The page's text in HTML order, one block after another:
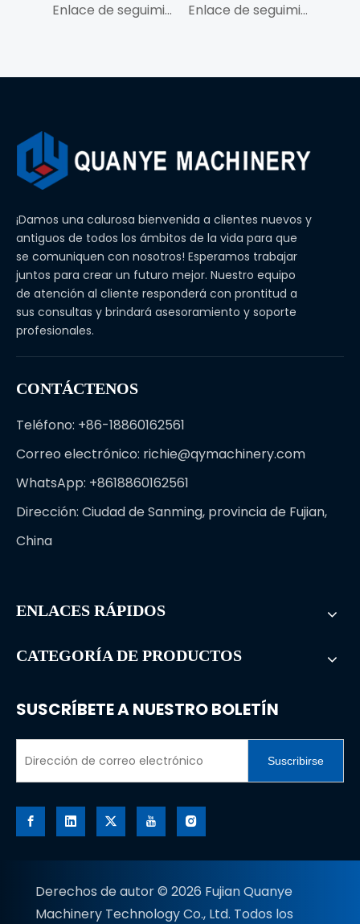
Enlace de seguimiento QY para PC400 Enlace de seguimiento QY para PC100
¡Damos una calurosa bienvenida a clientes nuevos y
antiguos de todos los ámbitos de la vida para que
se comuniquen con nosotros! Esperamos trabajar
juntos para crear un futuro mejor. Nuestro equipo
de atención al cliente responderá con prontitud a
sus consultas y brindará asesoramiento y soporte
profesionales.
CONTÁCTENOS
Teléfono: +86-18860162561
Correo electrónico: richie@qymachinery.com
WhatsApp: +8618860162561
Dirección: Ciudad de Sanming, provincia de Fujian,
China
ENLACES RÁPIDOS
CATEGORÍA DE PRODUCTOS
SUSCRÍBETE A NUESTRO BOLETÍN
Suscribirse
Derechos de autor © 2026 Fujian Quanye
Machinery Technology Co., Ltd. Todos los